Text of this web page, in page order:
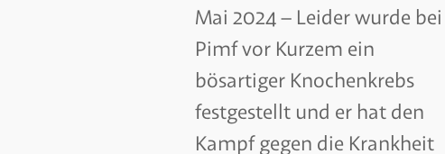
Mai 2024 – Leider wurde bei
Pimf vor Kurzem ein
bösartiger Knochenkrebs
festgestellt und er hat den
Kampf gegen die Krankheit